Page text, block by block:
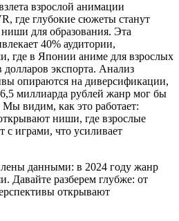
взрослой анимации
где глубокие сюжеты станут
для образования. Эта
40% аудитории,
где в Японии аниме для взрослых
экспорта. Анализ
опираются на диверсификации,
миллиарда рублей жанр мог бы
видим, как это работает:
ниши, где взрослые
играми, что усиливает
данными: в 2024 году жанр
Давайте разберем глубже: от
открывают